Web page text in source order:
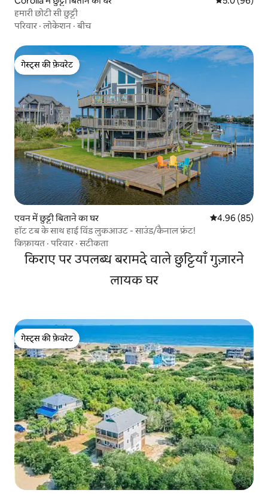
हमारी छोटी सी छुट्टी
परिवार ·लोकेशन ·बीच
गेस्ट्स की फ़ेवरेट
गेस्ट्स की फ़ेवरेट
एवन में छुट्टी बिताने का घर औसत रेटिंग 5 में
4.96 (85)
हॉट टब के साथ हाई विंड लुकआउट - साउंड/कैनाल फ्रंट!
किफ़ायत ·परिवार ·सटीकता
किराए पर उपलब्ध बरामदे वाले छुट्टियाँ गुज़ारने
लायक घर
गेस्ट्स की फ़ेवरेट
गेस्ट्स की फ़ेवरेट